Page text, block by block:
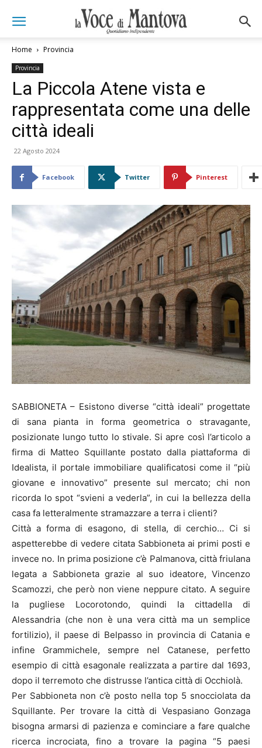
Home Provincia
Provincia
La Piccola Atene vista e
rappresentata come una delle
città ideali
22 Agosto 2024
Facebook Twitter Pinterest
SABBIONETA – Esistono diverse “città ideali” progettate
di sana pianta in forma geometrica o stravagante,
posizionate lungo tutto lo stivale. Si apre così l’articolo a
firma di Matteo Squillante postato dalla piattaforma di
Idealista, il portale immobiliare qualificatosi come il “più
giovane e innovativo” presente sul mercato; chi non
ricorda lo spot “svieni a vederla”, in cui la bellezza della
casa fa letteralmente stramazzare a terra i clienti?
Città a forma di esagono, di stella, di cerchio… Ci si
aspetterebbe di vedere citata Sabbioneta ai primi posti e
invece no. In prima posizione c’è Palmanova, città friulana
legata a Sabbioneta grazie al suo ideatore, Vincenzo
Scamozzi, che però non viene neppure citato. A seguire
la pugliese Locorotondo, quindi la cittadella di
Alessandria (che non è una vera città ma un semplice
fortilizio), il paese di Belpasso in provincia di Catania e
infine Grammichele, sempre nel Catanese, perfetto
esempio di città esagonale realizzata a partire dal 1693,
dopo il terremoto che distrusse l’antica città di Occhiolà.
Per Sabbioneta non c’è posto nella top 5 snocciolata da
Squillante. Per trovare la città di Vespasiano Gonzaga
bisogna armarsi di pazienza e cominciare a fare qualche
ricerca incrociata, fino a trovare la pagina “5 paesi